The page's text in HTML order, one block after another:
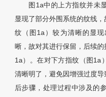
图1a中的上方指纹并未
显现了部分外围系统的纹线
纹（ 图1a）较为清晰的显
晰，故对其进行保留，后续
1a）。在对下方指纹（ 图1a
清晰明了，避免因增强过度
后步骤，处理过程中涉及的